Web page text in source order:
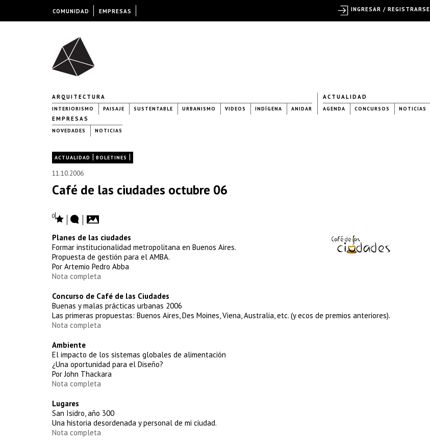
ARQUITECTURA
INTERIORISMO PAISAJE SUSTENTABLE URBANISMO VIDEOS INDÍGENA ANIDAR
ACTUALIDAD
AGENDA CONCURSOS NOTICIAS
EMPRESAS
NOVEDADES NOTICIAS
ACTUALIDAD | BOLETINES |
11.10.2006
Café de las ciudades octubre 06
0
Planes de las ciudades
Formar institucionalidad metropolitana en Buenos Aires.
Propuesta de gestión para el AMBA.
Por Artemio Pedro Abba
Nota completa
Concurso de Café de las Ciudades
Buenas y malas prácticas urbanas 2006
Las primeras propuestas: Buenos Aires, Des Moines, Viena, Australia, etc. (y ecos de premios anteriores).
Nota completa
Ambiente
El impacto de los sistemas globales de alimentación
¿Una oportunidad para el Diseño?
Por John Thackara
Nota completa
Lugares
San Isidro, año 300
Una historia desordenada y personal de mi ciudad.
Nota completa
COMUNIDAD EMPRESAS INGRESAR / REGISTRARSE